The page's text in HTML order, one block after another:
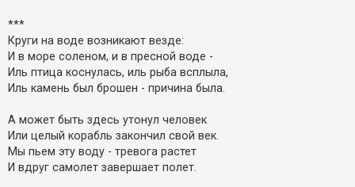
***
Круги на воде возникают везде:
И в море соленом, и в пресной воде -
Иль птица коснулась, иль рыба всплыла,
Иль камень был брошен - причина была.
А может быть здесь утонул человек
Или целый корабль закончил свой век.
Мы пьем эту воду - тревога растет
И вдруг самолет завершает полет.